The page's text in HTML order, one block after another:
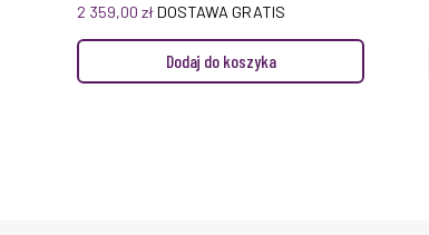
2 359,00złDOSTAWA GRATIS
Dodaj do koszyka